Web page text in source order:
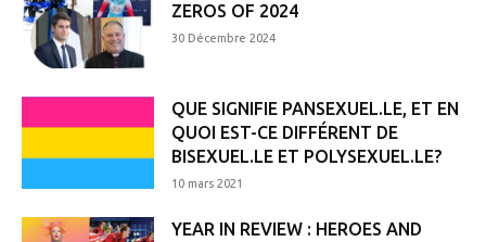
ZEROS OF 2024
30 Décembre 2024
QUE SIGNIFIE PANSEXUEL.LE, ET EN
QUOI EST-CE DIFFÉRENT DE
BISEXUEL.LE ET POLYSEXUEL.LE?
10 mars 2021
YEAR IN REVIEW : HEROES AND